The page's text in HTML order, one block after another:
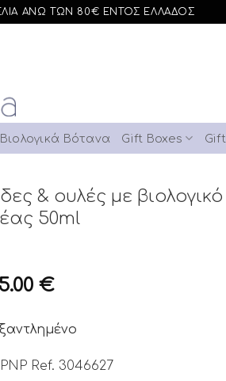
ΑΝΩ ΤΩΝ 80€ ΕΝΤΟΣ ΕΛΛΑΔΟΣ
Βιολογικά Βότανα Gift Boxes
& ουλές με
50ml
€
Ref. 3046627